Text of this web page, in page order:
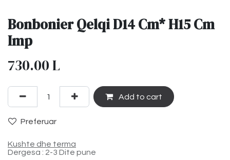
Bonbonier Qelqi D14 Cm* H15 Cm
Imp
730.00L
Add to cart
Preferuar
Kushte dhe terma
Dergesa : 2-3 Dite pune